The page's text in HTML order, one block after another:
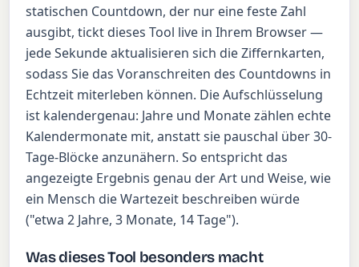
statischen Countdown, der nur eine feste Zahl
ausgibt, tickt dieses Tool live in Ihrem Browser —
jede Sekunde aktualisieren sich die Ziffernkarten,
sodass Sie das Voranschreiten des Countdowns in
Echtzeit miterleben können. Die Aufschlüsselung
ist kalendergenau: Jahre und Monate zählen echte
Kalendermonate mit, anstatt sie pauschal über 30-
Tage-Blöcke anzunähern. So entspricht das
angezeigte Ergebnis genau der Art und Weise, wie
ein Mensch die Wartezeit beschreiben würde
("etwa 2 Jahre, 3 Monate, 14 Tage").
Was dieses Tool besonders macht